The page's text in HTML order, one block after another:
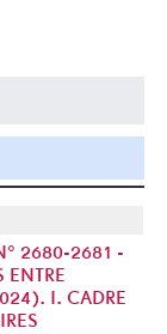
2680-2681 -
I. CADRE